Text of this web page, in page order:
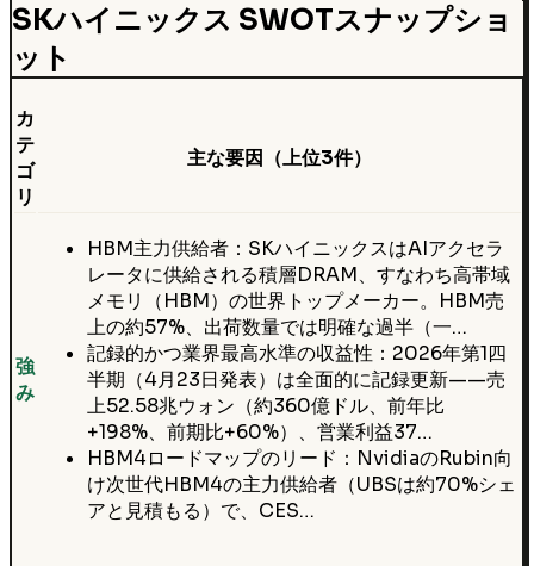
SKハイニックス SWOTスナップショ
ット
カ
テ
ゴ
リ
主な要因（上位3件）
強
み
HBM主力供給者：SKハイニックスはAIアクセラ
レータに供給される積層DRAM、すなわち高帯域
メモリ（HBM）の世界トップメーカー。HBM売
上の約57%、出荷数量では明確な過半（一…
記録的かつ業界最高水準の収益性：2026年第1四
半期（4月23日発表）は全面的に記録更新——売
上52.58兆ウォン（約360億ドル、前年比
+198%、前期比+60%）、営業利益37…
HBM4ロードマップのリード：NvidiaのRubin向
け次世代HBM4の主力供給者（UBSは約70%シェ
アと見積もる）で、CES…